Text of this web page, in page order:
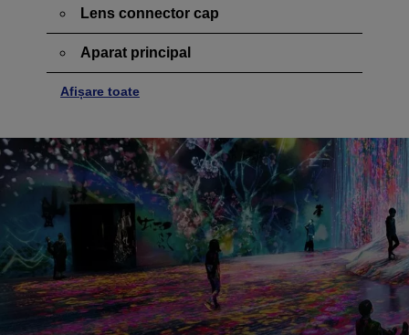
Lens connector cap
Aparat principal
Afișare toate